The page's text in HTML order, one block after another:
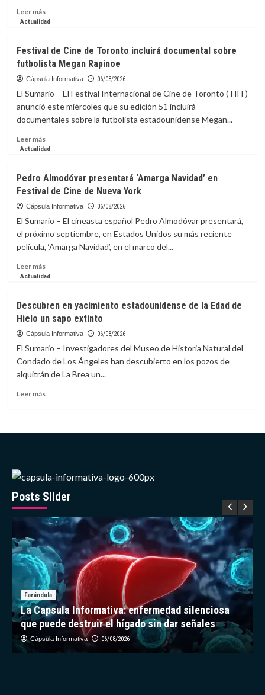
for
Relationships
Leer másLeer
más
europeas
rechazan
la
de
las
competiciones
la
Actualidad
Festival de Cine de Toronto incluirá documental sobre
futbolista Megan Rapinoe
Cápsula Informativa 06/08/2026
El Sumario – El Festival Internacional de Cine de Toronto (TIFF)
anunció este miércoles que su edición 51 incluirá
documentales sobre la futbolista estadounidense Megan...
Leer másLeer
más
de
Cine
de
incluirá
documental
sobre
Megan
Actualidad
Pedro Almodóvar presentará ‘Amarga Navidad’ en
Festival de Cine de Nueva York
Cápsula Informativa 06/08/2026
El Sumario – El cineasta español Pedro Almodóvar presentará,
el próximo septiembre, en Estados Unidos su más reciente
película, ‘Amarga Navidad’, en el marco del...
Leer másLeer
más
Almodóvar
presentará
‘Amarga
en
Festival
de
de
Actualidad
Descubren en yacimiento estadounidense de la Edad de
Hielo un sapo extinto
Cápsula Informativa 06/08/2026
El Sumario – Investigadores del Museo de Historia Natural del
Condado de Los Ángeles han descubierto en los pozos de
alquitrán de La Brea un...
Leer másLeer
la
Edad
Hielo
un
sapo
extinto
Posts Slider
Farándula
La Capsula Informativa: enfermedad silenciosa
que puede destruir el hígado sin dar señales
Cápsula Informativa 06/08/2026